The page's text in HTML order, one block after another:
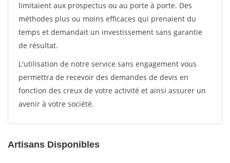
limitaient aux prospectus ou au porte à porte. Des
méthodes plus ou moins efficaces qui prenaient du
temps et demandait un investissement sans garantie
de résultat.
L'utilisation de notre service sans engagement vous
permettra de recevoir des demandes de devis en
fonction des creux de votre activité et ainsi assurer un
avenir à votre société.
Artisans Disponibles